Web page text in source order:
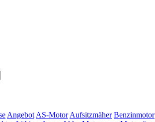
Angebot AS-Motor Aufsitzmäher Benzinmotor